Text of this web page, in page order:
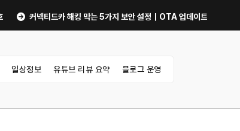
넥티드카 해킹 막는 5가지 보안 설정｜OTA 업데이트부터 디지털 키까지
일상정보 유튜브 리뷰 요약 블로그 운영